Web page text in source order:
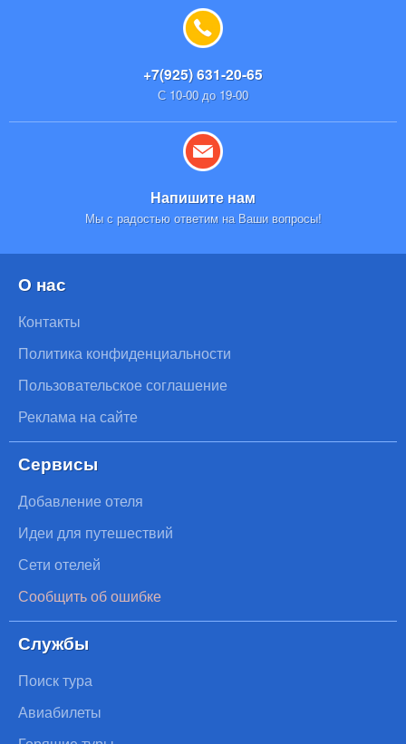
+7(925) 631-20-65
С 10-00 до 19-00
Напишите нам
Мы с радостью ответим на Ваши вопросы!
О нас
Контакты
Политика конфиденциальности
Пользовательское соглашение
Реклама на сайте
Сервисы
Добавление отеля
Идеи для путешествий
Сети отелей
Сообщить об ошибке
Службы
Поиск тура
Авиабилеты